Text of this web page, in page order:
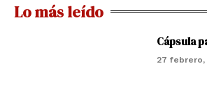
Lo más leído
Cápsula
27 febrero,